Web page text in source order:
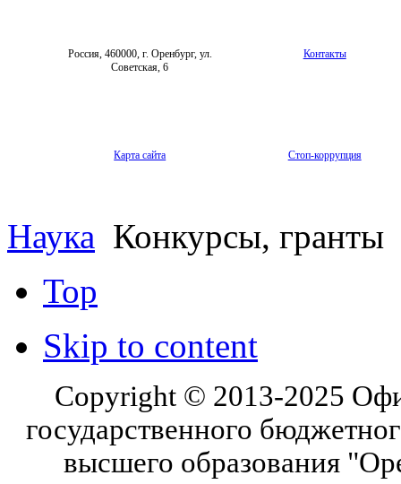
Россия, 460000, г. Оренбург, ул.
Советская, 6
Контакты
Карта сайта Стоп-коррупция
Наука Конкурсы, гранты
Top
Skip to content
Copyright © 2013-2025
государственного
высшего образования